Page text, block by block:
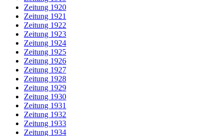
Zeitung 1920
Zeitung 1921
Zeitung 1922
Zeitung 1923
Zeitung 1924
Zeitung 1925
Zeitung 1926
Zeitung 1927
Zeitung 1928
Zeitung 1929
Zeitung 1930
Zeitung 1931
Zeitung 1932
Zeitung 1933
Zeitung 1934